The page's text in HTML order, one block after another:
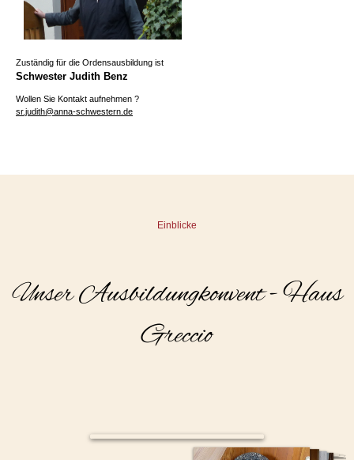
Zuständig für die Ordensausbildung ist
Schwester Judith Benz
Wollen Sie Kontakt aufnehmen ?
sr.judith@anna-schwestern.de
Einblicke
Unser Ausbildungkonvent - Haus
Greccio